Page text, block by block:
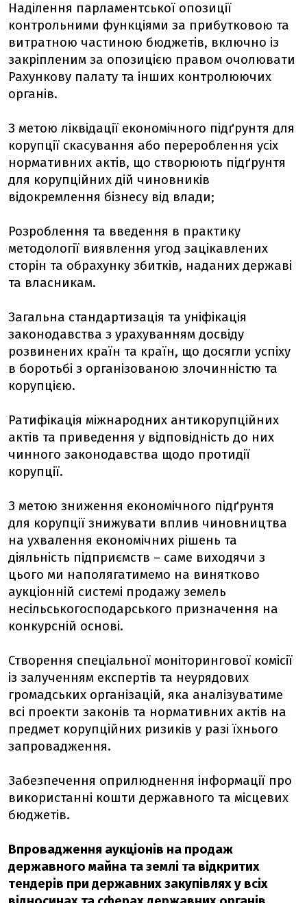
Наділення парламентської опозиції
контрольними функціями за прибутковою та
витратною частиною бюджетів, включно із
закріпленим за опозицією правом очолювати
Рахункову палату та інших контролюючих
органів.
З метою ліквідації економічного підґрунтя для
корупції скасування або перероблення усіх
нормативних актів, що створюють підґрунтя
для корупційних дій чиновників
відокремлення бізнесу від влади;
Розроблення та введення в практику
методології виявлення угод зацікавлених
сторін та обрахунку збитків, наданих державі
та власникам.
Загальна стандартизація та уніфікація
законодавства з урахуванням досвіду
розвинених країн та країн, що досягли успіху
в боротьбі з організованою злочинністю та
корупцією.
Ратифікація міжнародних антикорупційних
актів та приведення у відповідність до них
чинного законодавства щодо протидії
корупції.
З метою зниження економічного підґрунтя
для корупції знижувати вплив чиновництва
на ухвалення економічних рішень та
діяльність підприємств – саме виходячи з
цього ми наполягатимемо на винятково
аукціонній системі продажу земель
несільськогосподарського призначення на
конкурсній основі.
Створення спеціальної моніторингової комісії
із залученням експертів та неурядових
громадських організацій, яка аналізуватиме
всі проекти законів та нормативних актів на
предмет корупційних ризиків у разі їхнього
запровадження.
Забезпечення оприлюднення інформації про
використанні кошти державного та місцевих
бюджетів.
Впровадження аукціонів на продаж
державного майна та землі та відкритих
тендерів при державних закупівлях у всіх